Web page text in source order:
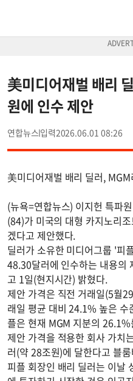
美미디어재벌 배리
원에 인수 제안
연합뉴스 2026.06.01 08:26
美미디어재벌 배리 딜러,
(뉴욕=연합뉴스) 이지헌 특파
(84)가 미국의 대형 카지노리
겠다고 제안했다.
딜러가 소유한 미디어그룹 '피
48.30달러에 인수하는 내용의
고 1일(현지시간) 밝혔다.
제안 가격은 직전 거래일(5월
래일 평균 대비 24.1% 높은 수
플은 현재 MGM 지분의
제안 가격을 적용한 회사 가치
러(약 28조원)에 달한다고 블
피플 회장인 배리 딜러는 이날